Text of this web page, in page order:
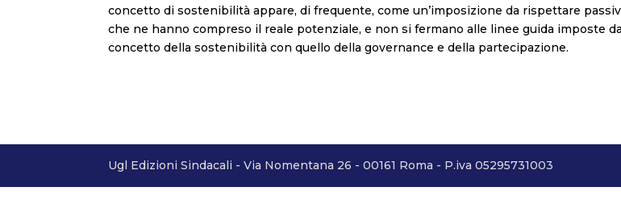
concetto di sostenibilità appare, di frequente, come un’imposizione da rispettare
che ne hanno compreso il reale potenziale, e non si fermano alle linee guida imposte
concetto della sostenibilità con quello della governance e della partecipazione.
Ugl Edizioni Sindacali - Via Nomentana 26 - 00161 Roma - P.iva 05295731003